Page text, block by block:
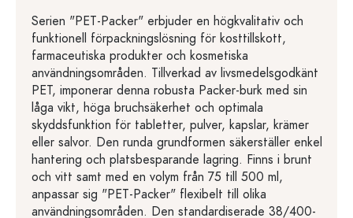
Serien "PET-Packer" erbjuder en högkvalitativ och
funktionell förpackningslösning för kosttillskott,
farmaceutiska produkter och kosmetiska
användningsområden. Tillverkad av livsmedelsgodkänt
PET, imponerar denna robusta Packer-burk med sin
låga vikt, höga bruchsäkerhet och optimala
skyddsfunktion för tabletter, pulver, kapslar, krämer
eller salvor. Den runda grundformen säkerställer enkel
hantering och platsbesparande lagring. Finns i brunt
och vitt samt med en volym från 75 till 500 ml,
anpassar sig "PET-Packer" flexibelt till olika
användningsområden. Den standardiserade 38/400-